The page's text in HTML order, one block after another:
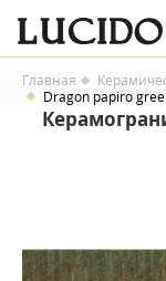
Главная
Dragon papiro